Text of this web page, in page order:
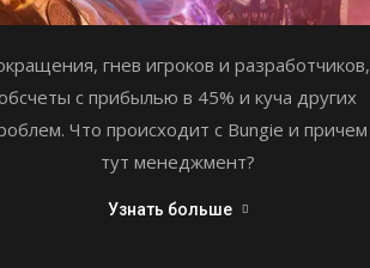
гнев игроков и разработчиков,
с прибылью в 45% и куча других
Что происходит с Bungie и причем
тут менеджмент?
Узнать больше